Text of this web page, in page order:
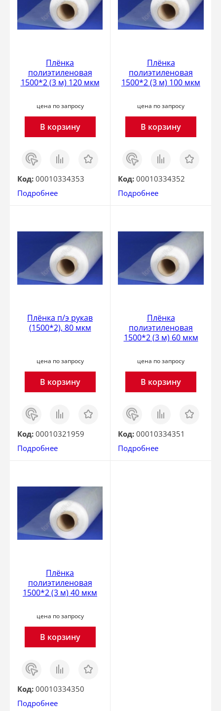
Плёнка
полиэтиленовая
1500*2 (3 м) 120 мкм
цена по запросу
В корзину
Заказ
в 1
клик
Сравнить Отложить
Код: 00010334353
Подробнее
Плёнка
полиэтиленовая
1500*2 (3 м) 100 мкм
цена по запросу
В корзину
Заказ
в 1
клик
Сравнить Отложить
Код: 00010334352
Подробнее
Плёнка п/э рукав
(1500*2), 80 мкм
цена по запросу
В корзину
Заказ
в 1
клик
Сравнить Отложить
Код: 00010321959
Подробнее
Плёнка
полиэтиленовая
1500*2 (3 м) 60 мкм
цена по запросу
В корзину
Заказ
в 1
клик
Сравнить Отложить
Код: 00010334351
Подробнее
Плёнка
полиэтиленовая
1500*2 (3 м) 40 мкм
цена по запросу
В корзину
Заказ
в 1
клик
Сравнить Отложить
Код: 00010334350
Подробнее